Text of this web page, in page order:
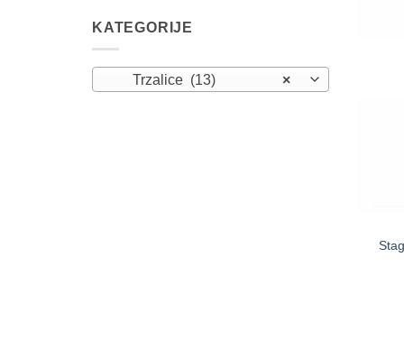
KATEGORIJE
×
Trzalice (13)